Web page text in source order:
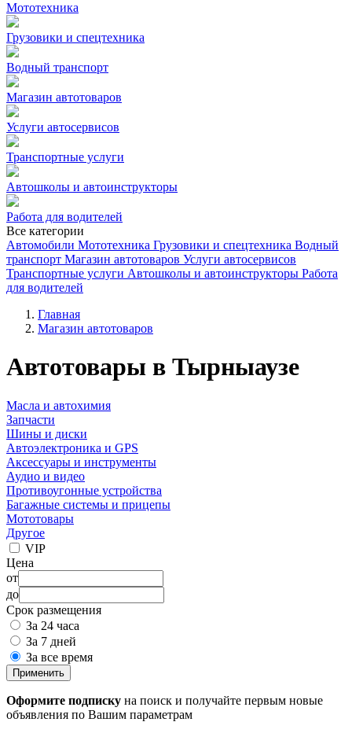
Мототехника
Грузовики и спецтехника
Водный транспорт
Магазин автотоваров
Услуги автосервисов
Транспортные услуги
Автошколы и автоинструкторы
Работа для водителей
Все категории
Автомобили Мототехника Грузовики и спецтехника Водный
транспорт Магазин автотоваров Услуги автосервисов
Транспортные услуги Автошколы и автоинструкторы Работа
для водителей
Главная
Магазин автотоваров
Автотовары в Тырныаузе
Масла и автохимия
Запчасти
Шины и диски
Автоэлектроника и GPS
Аксессуары и инструменты
Аудио и видео
Противоугонные устройства
Багажные системы и прицепы
Мототовары
Другое
VIP
Цена
от
до
Срок размещения
За 24 часа
За 7 дней
За все время
Применить
Оформите подписку на поиск и получайте первым новые
объявления по Вашим параметрам